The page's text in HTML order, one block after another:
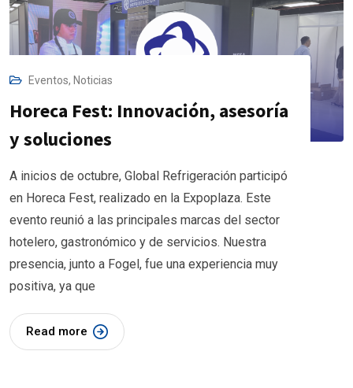
Eventos, Noticias
Horeca Fest: Innovación, asesoría
y soluciones
A inicios de octubre, Global Refrigeración participó
en Horeca Fest, realizado en la Expoplaza. Este
evento reunió a las principales marcas del sector
hotelero, gastronómico y de servicios. Nuestra
presencia, junto a Fogel, fue una experiencia muy
positiva, ya que
Read more